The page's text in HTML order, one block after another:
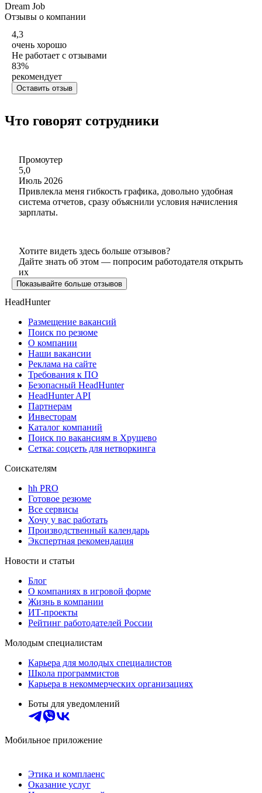
Dream Job
Отзывы о компании
4,3
очень хорошо
Не работает с отзывами
83%
рекомендует
Оставить отзыв
Что говорят сотрудники
Промоутер
5,0
Июль 2026
Привлекла меня гибкость графика, довольно удобная
система отчетов, сразу объяснили условия начисления
зарплаты.
Хотите видеть здесь больше отзывов?
Дайте знать об этом — попросим работодателя открыть
их
Показывайте больше отзывов
HeadHunter
Размещение вакансий
Поиск по резюме
О компании
Наши вакансии
Реклама на сайте
Требования к ПО
Безопасный HeadHunter
HeadHunter API
Партнерам
Инвесторам
Каталог компаний
Поиск по вакансиям в Хрущево
Сетка: соцсеть для нетворкинга
Соискателям
hh PRO
Готовое резюме
Все сервисы
Хочу у вас работать
Производственный календарь
Экспертная рекомендация
Новости и статьи
Блог
О компаниях в игровой форме
Жизнь в компании
ИТ-проекты
Рейтинг работодателей России
Молодым специалистам
Карьера для молодых специалистов
Школа программистов
Карьера в некоммерческих организациях
Боты для уведомлений
Мобильное приложение
Этика и комплаенс
Оказание услуг